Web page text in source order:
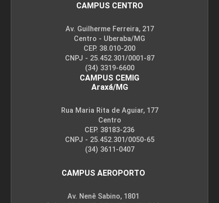
CAMPUS CENTRO
Av. Guilherme Ferreira, 217
Centro - Uberaba/MG
CEP. 38.010-200
CNPJ - 25.452.301/0001-87
(34) 3319-6600
CAMPUS CEMIG
Araxá/MG
Rua Maria Rita de Aguiar, 177
Centro
CEP. 38183-236
CNPJ - 25.452.301/0050-65
(34) 3611-0407
CAMPUS AEROPORTO
Av. Nenê Sabino, 1801